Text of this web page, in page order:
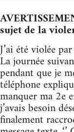
sujet de la
J’ai été violée
La journée
pendant que je
téléphone
manquer ma 2e
j’avais besoin
finalement